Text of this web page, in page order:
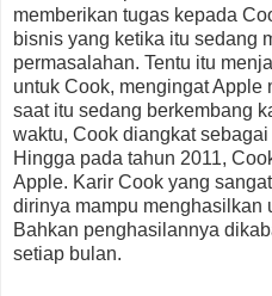
memberikan tugas kepada
bisnis yang ketika itu sedang
permasalahan. Tentu itu
untuk Cook, mengingat Apple
saat itu sedang berkembang
waktu, Cook diangkat
Hingga pada tahun 2011,
Apple. Karir Cook yang
dirinya mampu menghasilkan
Bahkan penghasilannya
setiap bulan.